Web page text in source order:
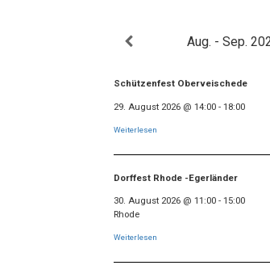
Aug. - Sep.
Schützenfest Oberveischede
29. August 2026 @ 14:00 - 18:00
Weiterlesen
Dorffest Rhode -Egerländer
30. August 2026 @ 11:00 - 15:00
Rhode
Weiterlesen